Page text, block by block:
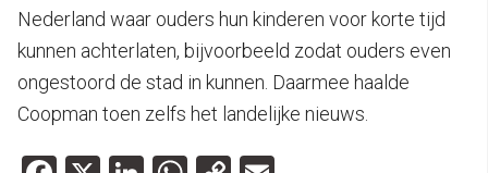
Nederland waar ouders hun kinderen voor korte tijd
kunnen achterlaten, bijvoorbeeld zodat ouders even
ongestoord de stad in kunnen. Daarmee haalde
Coopman toen zelfs het landelijke nieuws.